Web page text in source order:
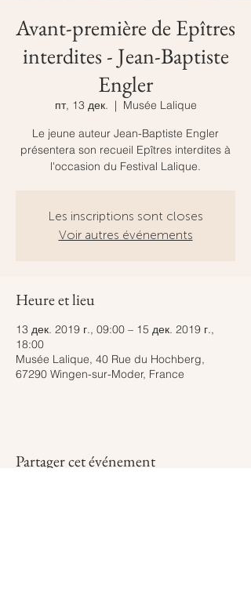
Avant-première de Epîtres
interdites - Jean-Baptiste
Engler
пт, 13 дек.
  |
Musée Lalique
Le jeune auteur Jean-Baptiste Engler
présentera son recueil Epîtres interdites à
l'occasion du Festival Lalique.
Les inscriptions sont closes
Voir autres événements
Heure et lieu
13 дек. 2019 г., 09:00 – 15 дек. 2019 г.,
18:00
Musée Lalique, 40 Rue du Hochberg,
67290 Wingen-sur-Moder, France
Partager cet événement